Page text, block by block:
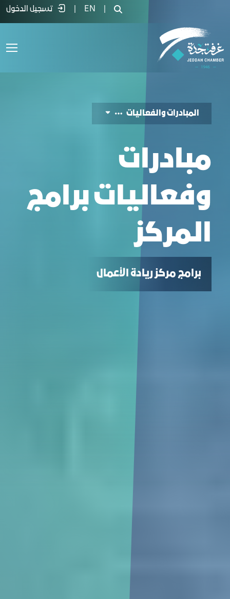
المبادرات والفعاليات - غرفة جدة
EN تسجيل الدخول
المبادرات والفعاليات
مبادرات
وفعاليات برامج
المركز
ﺑﺮاﻣﺞ مركز رﯾﺎدة اﻟﺄﻋﻤﺎل